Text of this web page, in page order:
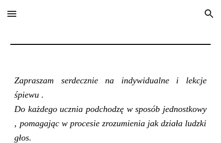
Skip to main content Skip to navigation
Zapraszam serdecznie na indywidualne i lekcje
śpiewu.
Do każdego ucznia podchodzę w sposób jednostkowy
, pomagając w procesie zrozumienia jak działa ludzki
głos.